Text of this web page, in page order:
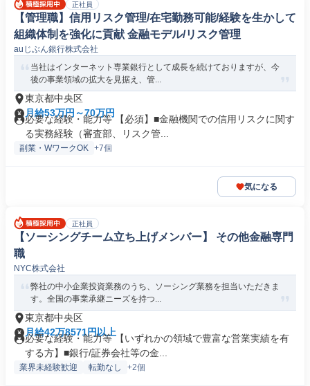
正社員
【管理職】信用リスク管理/在宅勤務可能/経験を生かして
組織体制を強化に貢献 金融モデル/リスク管理
auじぶん銀行株式会社
当社はインターネット専業銀行として成長を続けておりますが、今
後の事業領域の拡大を見据え、管...
東京都中央区
月給53万円～70万円
必要な経験・能力等 【必須】■金融機関での信用リスクに関す
る実務経験（審査部、リスク管...
副業・WワークOK +7個
気になる
正社員
【ソーシングチーム立ち上げメンバー】 その他金融専門
職
NYC株式会社
弊社の中小企業投資業務のうち、ソーシング業務を担当いただきま
す。全国の事業承継ニーズを持つ...
東京都中央区
月給42万8571円以上
必要な経験・能力等 【いずれかの領域で豊富な営業実績を有
する方】■銀行/証券会社等の金...
業界未経験歓迎 転勤なし +2個